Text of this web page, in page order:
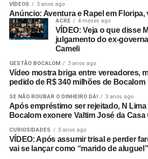
VÍDEOS 3 anos ago
Anúncio: Aventura e Rapel em Floripa,
ACRE 4 meses ago
VÍDEO: Veja o que disse
julgamento do ex-
Cameli
GESTÃO BOCALOM 3 anos ago
Vídeo mostra briga entre vereadores,
pedido de R$ 340 milhões de Bocalom
SE NÃO ROUBAR O DINHEIRO DÁ! 3 anos ago
Após empréstimo ser rejeitado, N
Bocalom exonere Valtim José da Casa
CURIOSIDADES 3 anos ago
VÍDEO: Após assumir trisal e perder
vai se lançar como “marido de aluguel”